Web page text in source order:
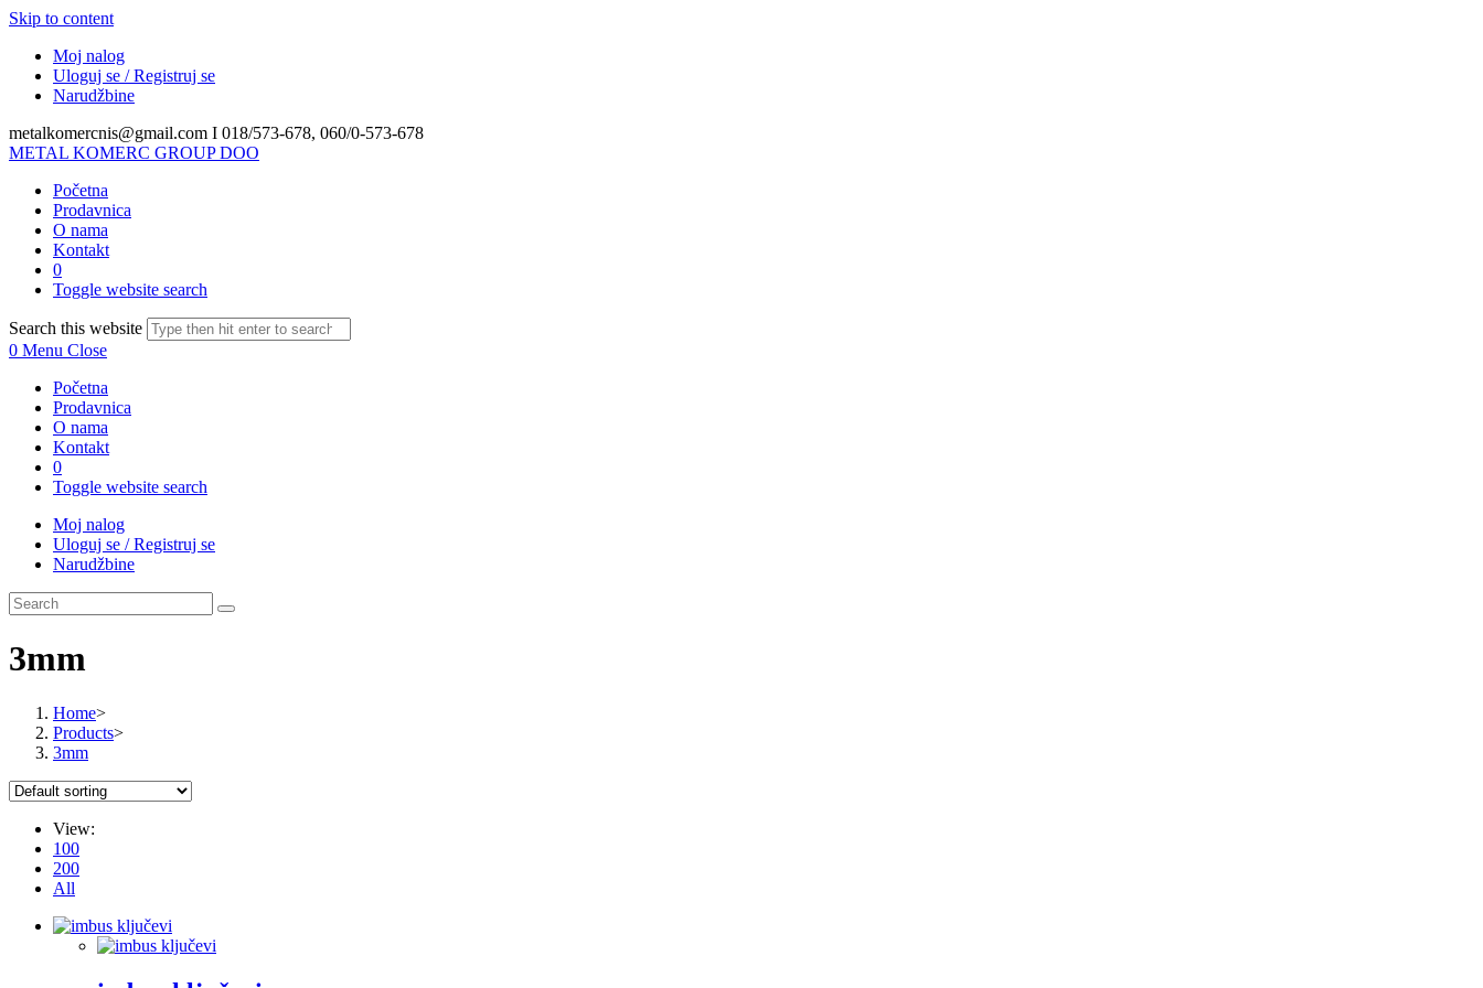
Skip to content
Moj nalog
Uloguj se / Registruj se
Narudžbine
metalkomercnis@gmail.com I 018/573-678, 060/0-573-678
METAL KOMERC GROUP DOO
Početna
Prodavnica
O nama
Kontakt
0
Toggle website search
Search this website
0 Menu Close
Početna
Prodavnica
O nama
Kontakt
0
Toggle website search
Moj nalog
Uloguj se / Registruj se
Narudžbine
3mm
Home>
Products>
3mm
View:
100
200
All